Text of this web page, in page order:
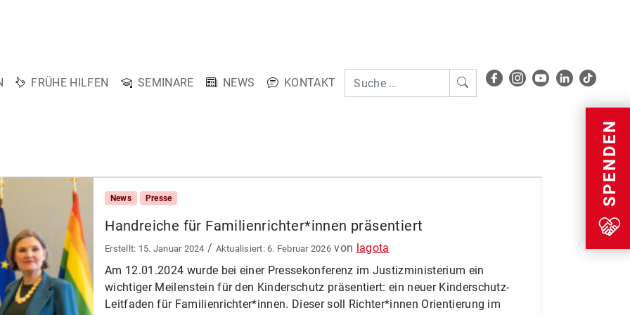
FRÜHE HILFEN SEMINARE NEWS
KONTAKT
Menu
SPENDEN
News Presse
Handreiche für Familienrichter*innen präsentiert
15. Januar 2024 / 6. Februar 2026von lagota
Am 12.01.2024 wurde bei einer Pressekonferenz im Justizministerium ein
wichtiger Meilenstein für den Kinderschutz präsentiert: ein neuer Kinderschutz-
Leitfaden für Familienrichter*innen. Dieser soll Richter*innen Orientierung im